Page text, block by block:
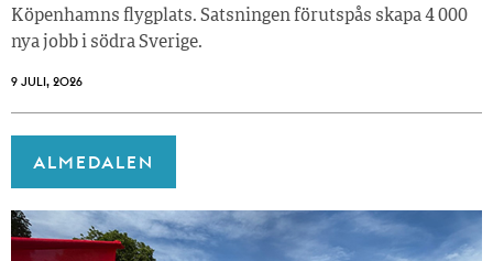
Köpenhamns flygplats. Satsningen förutspås skapa 4 000
nya jobb i södra Sverige.
9 JULI, 2026
ALMEDALEN